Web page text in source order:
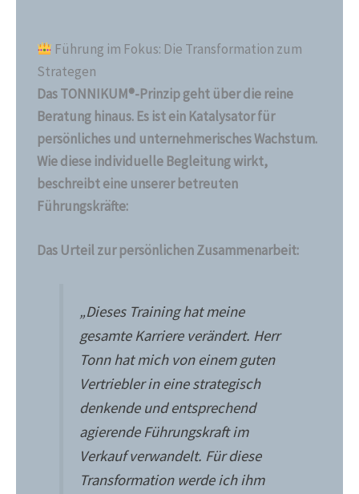
Führung im Fokus: Die Transformation zum
Strategen
Das TONNIKUM®-Prinzip geht über die reine
Beratung hinaus. Es ist ein Katalysator für
persönliches und unternehmerisches Wachstum.
Wie diese individuelle Begleitung wirkt,
beschreibt eine unserer betreuten
Führungskräfte:
Das Urteil zur persönlichen Zusammenarbeit:
„Dieses Training hat meine
gesamte Karriere verändert. Herr
Tonn hat mich von einem guten
Vertriebler in eine strategisch
denkende und entsprechend
agierende Führungskraft im
Verkauf verwandelt. Für diese
Transformation werde ich ihm